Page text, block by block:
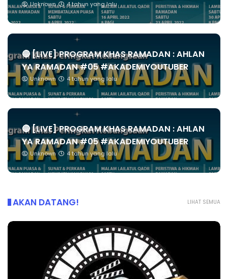
Unknown 4 tahun yang lalu
🔴 [LIVE] PROGRAM KHAS RAMADAN : AHLAN
YA RAMADAN #05 #AKADEMIYOUTUBER
Unknown 4 tahun yang lalu
🔴 [LIVE] PROGRAM KHAS RAMADAN : AHLAN
YA RAMADAN #05 #AKADEMIYOUTUBER
Unknown 4 tahun yang lalu
LIHAT SEMUA
AKAN DATANG!